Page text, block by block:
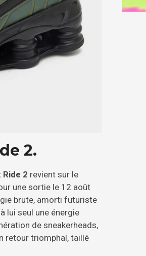
2.
Ride 2 revient sur le
une sortie le 12 août
brute, amorti futuriste
lui seul une énergie
de sneakerheads,
retour triomphal, taillé